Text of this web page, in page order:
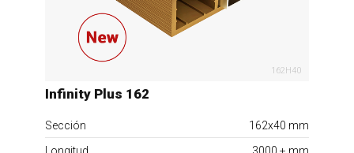
162H40
Infinity Plus 162
Sección
162x40 mm
Longitud
3000 + mm